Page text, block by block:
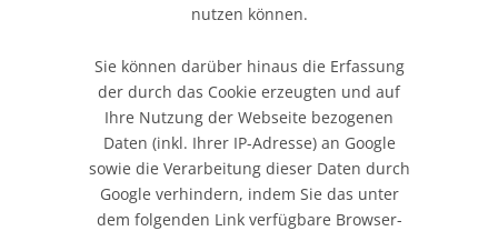
nutzen können.
Sie können darüber hinaus die Erfassung
der durch das Cookie erzeugten und auf
Ihre Nutzung der Webseite bezogenen
Daten (inkl. Ihrer IP-Adresse) an Google
sowie die Verarbeitung dieser Daten durch
Google verhindern, indem Sie das unter
dem folgenden Link verfügbare Browser-